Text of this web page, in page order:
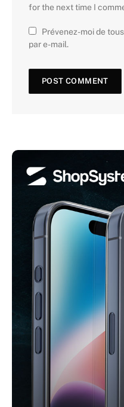
for the next time I
Prévenez-moi de
par e-mail.